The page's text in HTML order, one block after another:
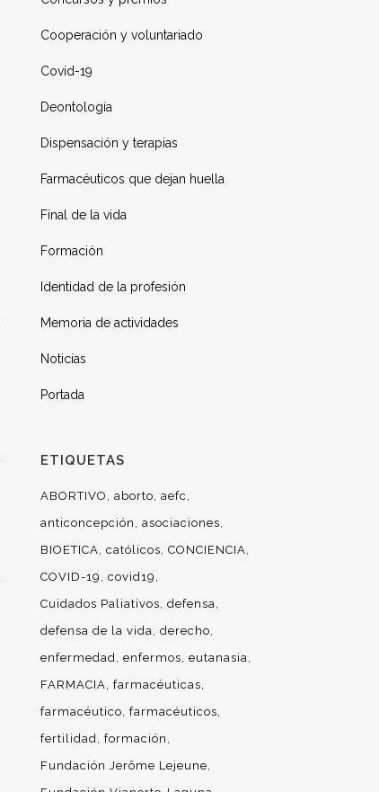
Cooperación y voluntariado
Covid-19
Deontología
Dispensación y terapias
Farmacéuticos que dejan huella
Final de la vida
Formación
Identidad de la profesión
Memoria de actividades
Noticias
Portada
ETIQUETAS
ABORTIVO aborto aefc
anticoncepción
asociaciones
BIOETICA católicos CONCIENCIA
COVID-19
covid19
Cuidados Paliativos defensa
defensa de la vida derecho
enfermedad enfermos eutanasia
FARMACIA farmacéuticas
farmacéutico farmacéuticos
fertilidad formación
Fundación Jerôme Lejeune